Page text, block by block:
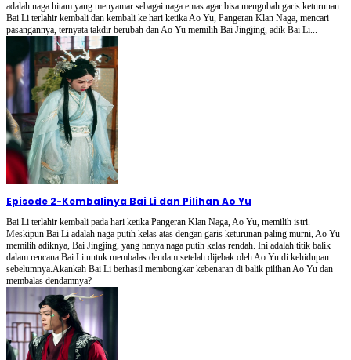
adalah naga hitam yang menyamar sebagai naga emas agar bisa mengubah garis keturunan.
Bai Li terlahir kembali dan kembali ke hari ketika Ao Yu, Pangeran Klan Naga, mencari
pasangannya, ternyata takdir berubah dan Ao Yu memilih Bai Jingjing, adik Bai Li...
Episode 2-Kembalinya Bai Li dan Pilihan Ao Yu
Bai Li terlahir kembali pada hari ketika Pangeran Klan Naga, Ao Yu, memilih istri.
Meskipun Bai Li adalah naga putih kelas atas dengan garis keturunan paling murni, Ao Yu
memilih adiknya, Bai Jingjing, yang hanya naga putih kelas rendah. Ini adalah titik balik
dalam rencana Bai Li untuk membalas dendam setelah dijebak oleh Ao Yu di kehidupan
sebelumnya.Akankah Bai Li berhasil membongkar kebenaran di balik pilihan Ao Yu dan
membalas dendamnya?